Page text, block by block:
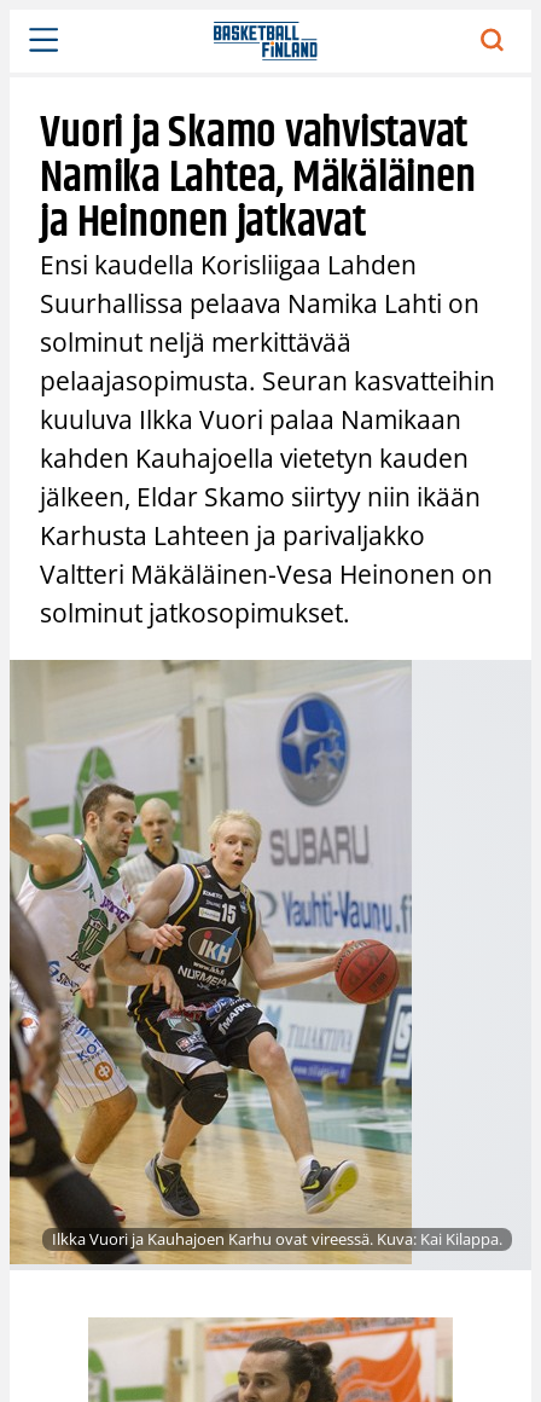
Siirry
sisältöön
Vuori ja Skamo vahvistavat
Namika Lahtea, Mäkäläinen
ja Heinonen jatkavat
Ensi kaudella Korisliigaa Lahden
Suurhallissa pelaava Namika Lahti on
solminut neljä merkittävää
pelaajasopimusta. Seuran kasvatteihin
kuuluva Ilkka Vuori palaa Namikaan
kahden Kauhajoella vietetyn kauden
jälkeen, Eldar Skamo siirtyy niin ikään
Karhusta Lahteen ja parivaljakko
Valtteri Mäkäläinen-Vesa Heinonen on
solminut jatkosopimukset.
Ilkka Vuori ja Kauhajoen Karhu ovat vireessä. Kuva: Kai Kilappa.